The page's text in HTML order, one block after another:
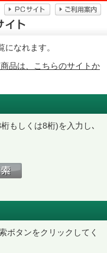
なれます。
品は、こちらのサイトか
もしくは8桁)を入力し､
ボタンをクリックしてく